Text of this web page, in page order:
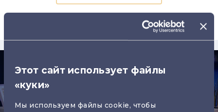
Этот сайт использует файлы
«куки»
Мы используем файлы cookie, чтобы